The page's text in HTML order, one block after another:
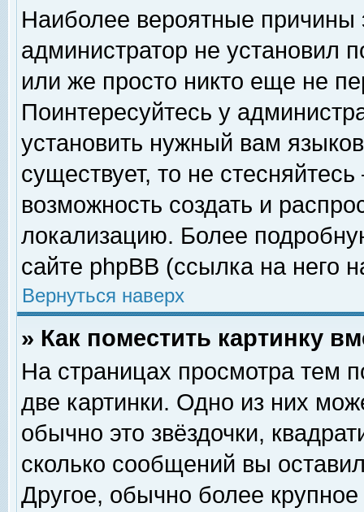
Наиболее вероятные причины
администратор не установил
или же просто никто еще не
Поинтересуйтесь у
установить нужный вам
существует, то не
возможность создать и
локализацию. Более
сайте phpBB (ссылка на него
Вернуться наверх
» Как поместить картинку
На страницах просмотра тем
две картинки. Одно из них
обычно это звёздочки,
сколько сообщений вы
Другое, обычно более